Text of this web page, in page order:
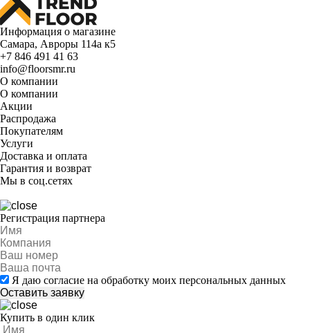
Информация о магазине
Самара, Авроры 114а к5
+7 846 491 41 63
info@floorsmr.ru
О компании
О компании
Акции
Распродажа
Покупателям
Услуги
Доставка и оплата
Гарантия и возврат
Мы в соц.сетях
Регистрация партнера
Я даю согласие на обработку моих персональных данных
Купить в один клик